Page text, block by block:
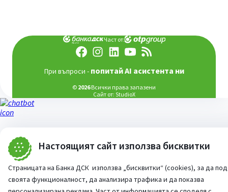
Настоящият сайт използва бисквитки
Страницата на Банка ДСК използва „бисквитки“ (cookies), за да
своята функционалност, да анализира трафика и да показва
Част от:
При въпроси - попитай AI асистента ни
© 2026Всички права запазени
Сайт от: StudioX